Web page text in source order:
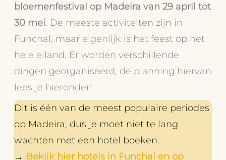
bloemenfestival op Madeira van 29 april tot
30 mei. De meeste activiteiten zijn in
Funchal, maar eigenlijk is het feest op het
hele eiland. Er worden verschillende
dingen georganiseerd, de planning hiervan
lees je hieronder!
Dit is één van de meest populaire periodes
op Madeira, dus je moet niet te lang
wachten met een hotel boeken.
→ Bekijk hier hotels in Funchal en op